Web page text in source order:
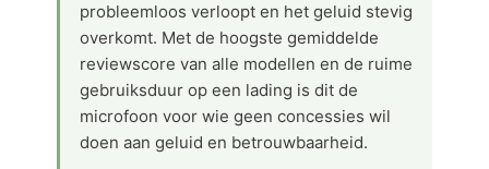
probleemloos verloopt en het geluid stevig
overkomt. Met de hoogste gemiddelde
reviewscore van alle modellen en de ruime
gebruiksduur op een lading is dit de
microfoon voor wie geen concessies wil
doen aan geluid en betrouwbaarheid.